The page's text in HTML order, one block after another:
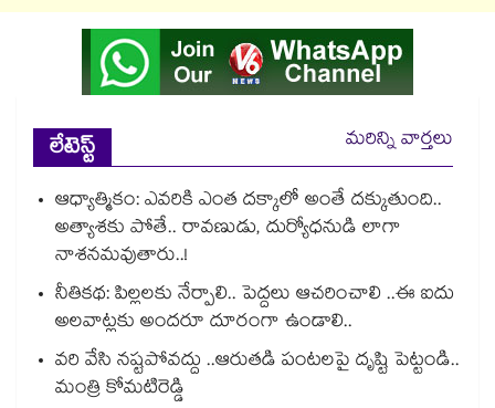
లేటెస్ట్
మరిన్ని వార్తలు
ఆధ్యాత్మికం: ఎవరికి ఎంత దక్కాలో అంతే దక్కుతుంది..
అత్యాశకు పోతే.. రావణుడు, దుర్యోధనుడి లాగా
నాశనమవుతారు..!
నీతికథ: పిల్లలకు నేర్పాలి.. పెద్దలు ఆచరించాలి ..ఈ ఐదు
అలవాట్లకు అందరూ దూరంగా ఉండాలి..
వరి వేసి నష్టపోవద్దు ..ఆరుతడి పంటలపై దృష్టి పెట్టండి..
మంత్రి కోమటిరెడ్డి